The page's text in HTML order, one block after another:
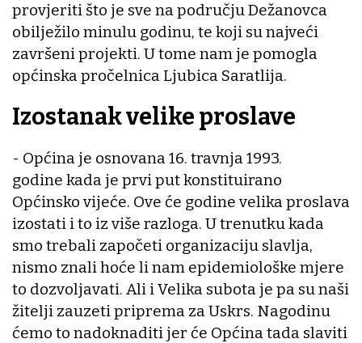
provjeriti što je sve na području Dežanovca
obilježilo minulu godinu, te koji su najveći
završeni projekti. U tome nam je pomogla
općinska pročelnica Ljubica Saratlija.
Izostanak velike proslave
- Općina je osnovana 16. travnja 1993.
godine kada je prvi put konstituirano
Općinsko vijeće. Ove će godine velika proslava
izostati i to iz više razloga. U trenutku kada
smo trebali započeti organizaciju slavlja,
nismo znali hoće li nam epidemiološke mjere
to dozvoljavati. Ali i Velika subota je pa su naši
žitelji zauzeti priprema za Uskrs. Nagodinu
ćemo to nadoknaditi jer će Općina tada slaviti